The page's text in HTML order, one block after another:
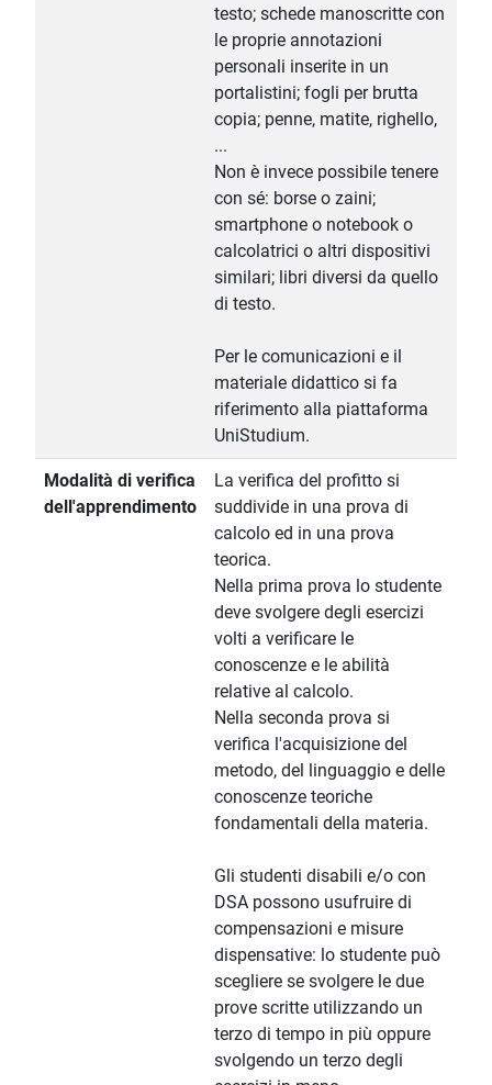
testo; schede manoscritte con
le proprie annotazioni
personali inserite in un
portalistini; fogli per brutta
copia; penne, matite, righello,
...
Non è invece possibile tenere
con sé: borse o zaini;
smartphone o notebook o
calcolatrici o altri dispositivi
similari; libri diversi da quello
di testo.
Per le comunicazioni e il
materiale didattico si fa
riferimento alla piattaforma
UniStudium.
Modalità di verifica
dell'apprendimento
La verifica del profitto si
suddivide in una prova di
calcolo ed in una prova
teorica.
Nella prima prova lo studente
deve svolgere degli esercizi
volti a verificare le
conoscenze e le abilità
relative al calcolo.
Nella seconda prova si
verifica l'acquisizione del
metodo, del linguaggio e delle
conoscenze teoriche
fondamentali della materia.
Gli studenti disabili e/o con
DSA possono usufruire di
compensazioni e misure
dispensative: lo studente può
scegliere se svolgere le due
prove scritte utilizzando un
terzo di tempo in più oppure
svolgendo un terzo degli